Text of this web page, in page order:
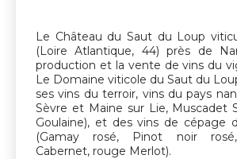
5
Le Château du Saut du Loup
(Loire Atlantique, 44) près de
production et la vente de vins du
Le Domaine viticole du Saut du
ses vins du terroir, vins du pays
Sèvre et Maine sur Lie, Muscadet
Goulaine), et des vins de cépage
(Gamay rosé, Pinot noir rosé,
Cabernet, rouge Merlot).